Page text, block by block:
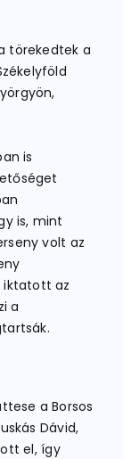
törekedtek a
is
is, mint
volt az
iktatott az
a
a Borsos
Dávid,
el, így